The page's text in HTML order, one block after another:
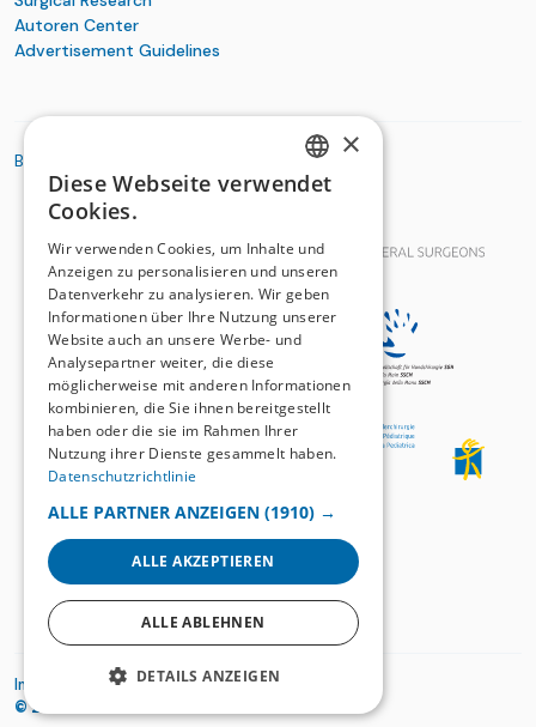
Autoren Center
Advertisement Guidelines
BASIC ORGANIZATIONS
© 2026
Impressum Privacy Policy
GERMAN
×
Diese Webseite verwendet
Cookies.
Wir verwenden Cookies, um Inhalte und
Anzeigen zu personalisieren und unseren
Datenverkehr zu analysieren. Wir geben
Informationen über Ihre Nutzung unserer
Website auch an unsere Werbe- und
Analysepartner weiter, die diese
möglicherweise mit anderen Informationen
kombinieren, die Sie ihnen bereitgestellt
haben oder die sie im Rahmen Ihrer
Nutzung ihrer Dienste gesammelt haben.
Datenschutzrichtlinie
ALLE PARTNER ANZEIGEN (1910) →
ALLE AKZEPTIEREN
ALLE ABLEHNEN
DETAILS ANZEIGEN